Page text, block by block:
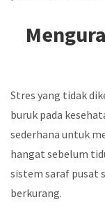
Stres yang tidak
buruk pada
sederhana untuk
hangat sebelum
sistem saraf pusat
berkurang.